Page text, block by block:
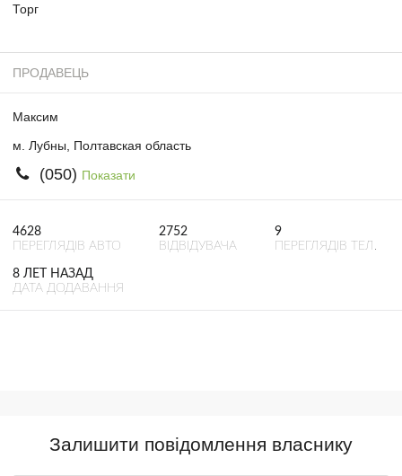
Торг
ПРОДАВЕЦЬ
Максим
м. Лубны, Полтавская область
(050) Показати
4628
ПЕРЕГЛЯДІВ АВТО
2752
ВІДВІДУВАЧА
9
ПЕРЕГЛЯДІВ ТЕЛ.
8 ЛЕТ НАЗАД
ДАТА ДОДАВАННЯ
Залишити повідомлення власнику